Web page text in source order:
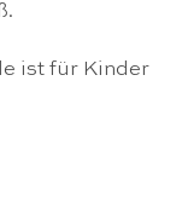
ist für Kinder